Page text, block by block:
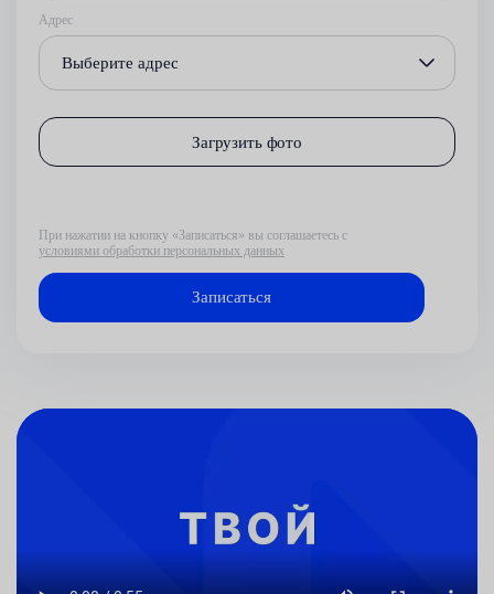
Адрес
Выберите адрес
Загрузить фото
При нажатии на кнопку «Записаться» вы соглашаетесь с
условиями обработки персональных данных